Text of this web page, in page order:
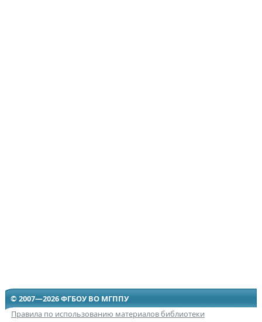
© 2007—2026 ФГБОУ ВО МГППУ
Правила по использованию материалов библиотеки